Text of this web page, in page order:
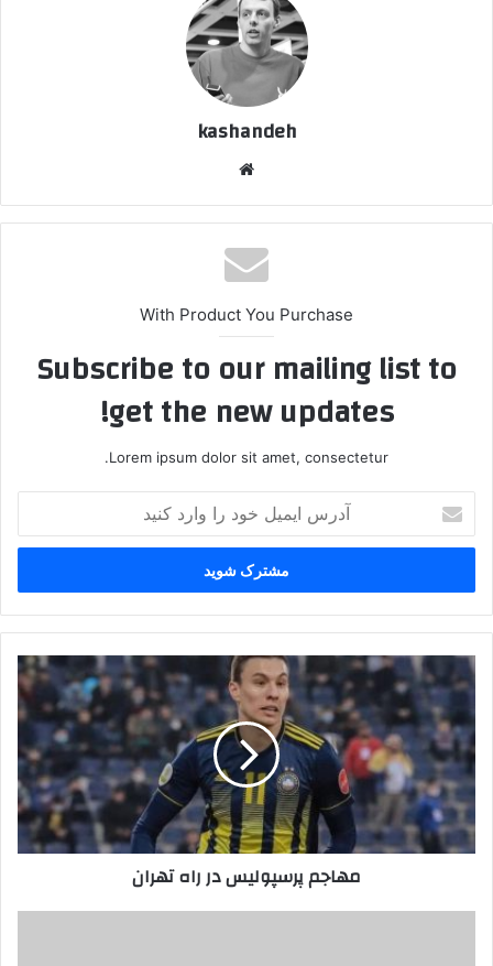
kashandeh
With Product You Purchase
Subscribe to our mailing list to
get the new updates!
Lorem ipsum dolor sit amet, consectetur.
ایمیل
خود
وارد
کنید
مهاجم
پرسپولیس
راه
تهران
مهاجم پرسپولیس در راه تهران